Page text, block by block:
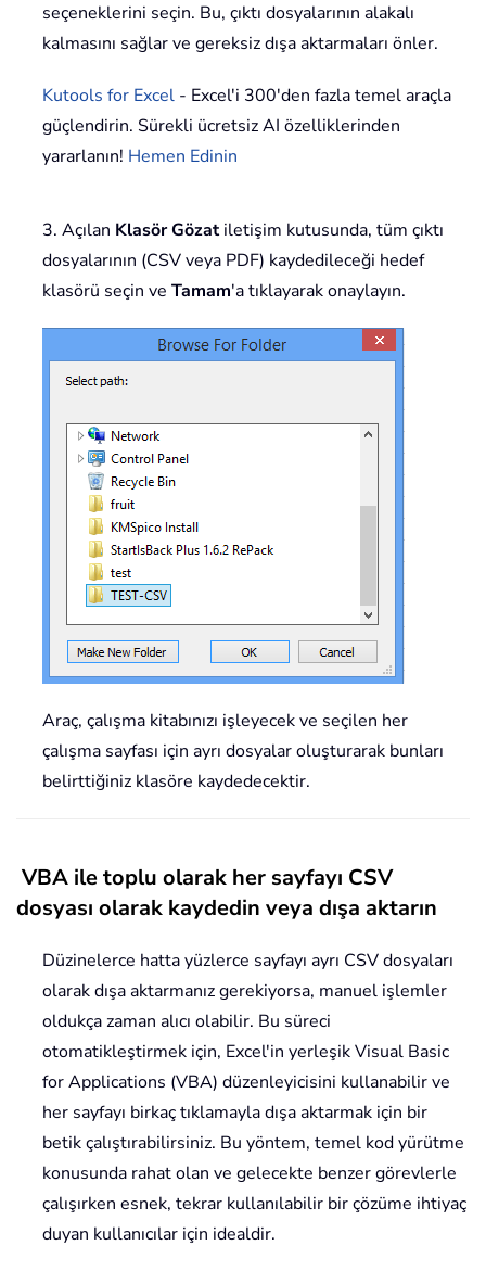
seçeneklerini seçin. Bu, çıktı dosyalarının alakalı
kalmasını sağlar ve gereksiz dışa aktarmaları önler.
Kutools for Excel - Excel'i 300'den fazla temel araçla
güçlendirin. Sürekli ücretsiz AI özelliklerinden
yararlanın! Hemen Edinin
3. Açılan Klasör Gözatiletişim kutusunda, tüm çıktı
dosyalarının (CSV veya PDF) kaydedileceği hedef
klasörü seçin ve Tamam'a tıklayarak onaylayın.
Araç, çalışma kitabınızı işleyecek ve seçilen her
çalışma sayfası için ayrı dosyalar oluşturarak bunları
belirttiğiniz klasöre kaydedecektir.
VBA ile toplu olarak her sayfayı CSV
dosyası olarak kaydedin veya dışa aktarın
Düzinelerce hatta yüzlerce sayfayı ayrı CSV dosyaları
olarak dışa aktarmanız gerekiyorsa, manuel işlemler
oldukça zaman alıcı olabilir. Bu süreci
otomatikleştirmek için, Excel'in yerleşik Visual Basic
for Applications (VBA) düzenleyicisini kullanabilir ve
her sayfayı birkaç tıklamayla dışa aktarmak için bir
betik çalıştırabilirsiniz. Bu yöntem, temel kod yürütme
konusunda rahat olan ve gelecekte benzer görevlerle
çalışırken esnek, tekrar kullanılabilir bir çözüme ihtiyaç
duyan kullanıcılar için idealdir.